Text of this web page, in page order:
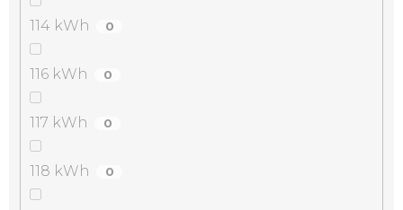
114 kWh 0
116 kWh 0
117 kWh 0
118 kWh 0